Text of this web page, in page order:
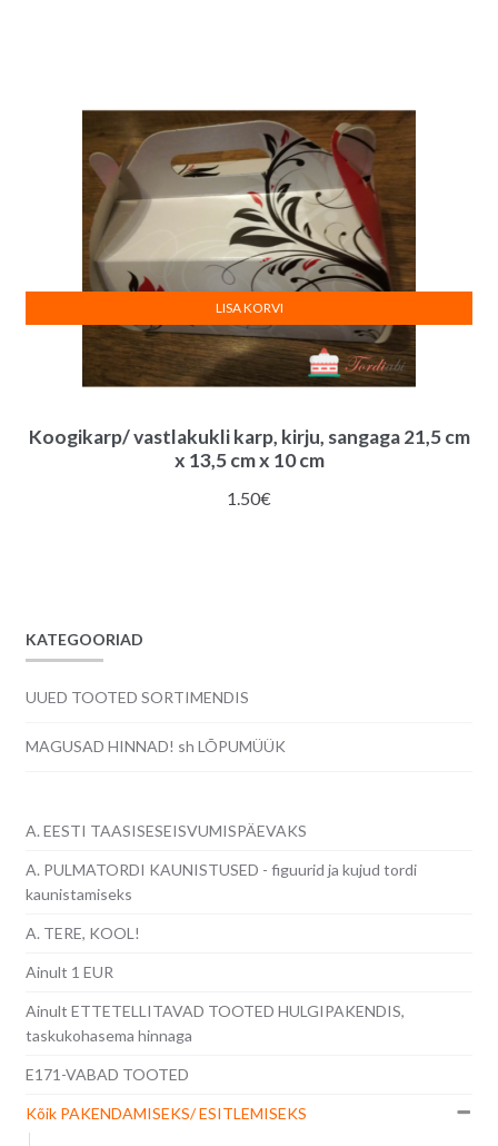
Koogikarp/ vastlakukli karp, kirju, sangaga 21,5 cm
x 13,5 cm x 10 cm
1.50€
LISA KORVI
KATEGOORIAD
UUED TOOTED SORTIMENDIS
MAGUSAD HINNAD! sh LÕPUMÜÜK
A. EESTI TAASISESEISVUMISPÄEVAKS
A. PULMATORDI KAUNISTUSED - figuurid ja kujud tordi
kaunistamiseks
A. TERE, KOOL!
Ainult 1 EUR
Ainult ETTETELLITAVAD TOOTED HULGIPAKENDIS,
taskukohasema hinnaga
E171-VABAD TOOTED
Kõik PAKENDAMISEKS/ ESITLEMISEKS